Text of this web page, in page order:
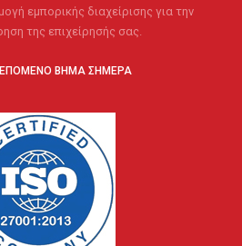
εμπορικής διαχείρισης για την
της επιχείρησής σας.
ΕΠΟΜΕΝΟ ΒΗΜΑ ΣΗΜΕΡΑ